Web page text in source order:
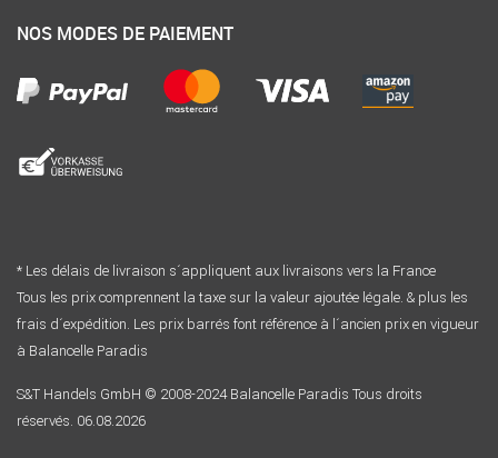
NOS MODES DE PAIEMENT
* Les délais de livraison s´appliquent aux livraisons vers la France
Tous les prix comprennent la taxe sur la valeur ajoutée légale. & plus les
frais d´expédition. Les prix barrés font référence à l´ancien prix en vigueur
à Balancelle Paradis
S&T Handels GmbH © 2008-2024 Balancelle Paradis Tous droits
réservés. 06.08.2026